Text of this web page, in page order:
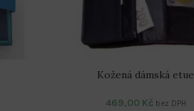
Kožená dámská etue
469,00 Kč bez DPH